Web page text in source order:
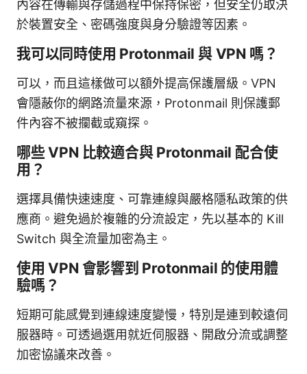
內容在傳輸與存儲過程中保持保密，但安全仍取決
於裝置安全、密碼強度與身分驗證等因素。
我可以同時使用 Protonmail 與 VPN 嗎？
可以，而且這樣做可以額外提高保護層級。VPN
會隱蔽你的網路流量來源，Protonmail 則保護郵
件內容不被攔截或窺探。
哪些 VPN 比較適合與 Protonmail 配合使
用？
選擇具備快速速度、可靠連線與嚴格隱私政策的供
應商。避免過於複雜的分流設定，先以基本的 Kill
Switch 與全流量加密為主。
使用 VPN 會影響到 Protonmail 的使用體
驗嗎？
短期可能感覺到連線速度變慢，特別是連到較遠伺
服器時。可透過選用就近伺服器、開啟分流或調整
加密協議來改善。